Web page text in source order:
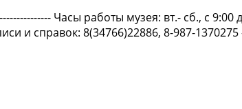
Часы работы музея: вт.- сб., с
и справок: 8(34766)22886, 8-987-1370275